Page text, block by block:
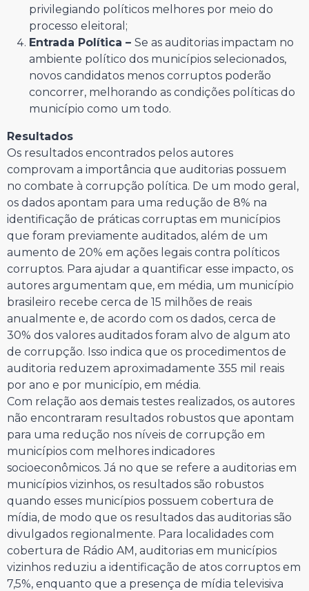
privilegiando políticos melhores por meio do
processo eleitoral;
Entrada Política – Se as auditorias impactam no
ambiente político dos municípios selecionados,
novos candidatos menos corruptos poderão
concorrer, melhorando as condições políticas do
município como um todo.
Resultados
Os resultados encontrados pelos autores
comprovam a importância que auditorias possuem
no combate à corrupção política. De um modo geral,
os dados apontam para uma redução de 8% na
identificação de práticas corruptas em municípios
que foram previamente auditados, além de um
aumento de 20% em ações legais contra políticos
corruptos. Para ajudar a quantificar esse impacto, os
autores argumentam que, em média, um município
brasileiro recebe cerca de 15 milhões de reais
anualmente e, de acordo com os dados, cerca de
30% dos valores auditados foram alvo de algum ato
de corrupção. Isso indica que os procedimentos de
auditoria reduzem aproximadamente 355 mil reais
por ano e por município, em média.
Com relação aos demais testes realizados, os autores
não encontraram resultados robustos que apontam
para uma redução nos níveis de corrupção em
municípios com melhores indicadores
socioeconômicos. Já no que se refere a auditorias em
municípios vizinhos, os resultados são robustos
quando esses municípios possuem cobertura de
mídia, de modo que os resultados das auditorias são
divulgados regionalmente. Para localidades com
cobertura de Rádio AM, auditorias em municípios
vizinhos reduziu a identificação de atos corruptos em
7,5%, enquanto que a presença de mídia televisiva